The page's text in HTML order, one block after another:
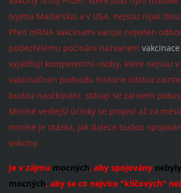
(vyjma Maďarska) a v USA, nejsou nijak
Před mRNA vakcínami varuje nejeden
podezřelému počínání nazvaném
vyjadřují kompetentní osoby, které nejsou v
vakcinačním podvodu historie lidstva
budou naočkováni, stávají se zároveň
Mnohé vedlejší účinky se projeví až za
mnohé je otázka, jak dalece budou
vakcíny.
Je v zájmu mocných, aby spojovány
mocných, aby se co nejvíce "klíčových"